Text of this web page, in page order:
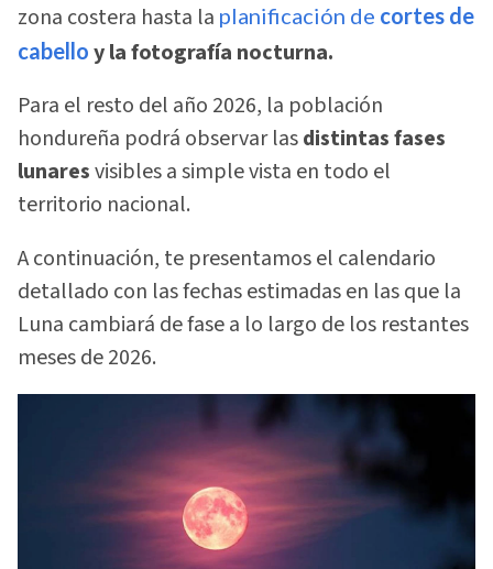
zona costera hasta la planificación de cortes de
cabello y la fotografía nocturna.
Para el resto del año 2026, la población
hondureña podrá observar lasdistintas fases
lunaresvisibles a simple vista en todo el
territorio nacional.
A continuación, te presentamos el calendario
detallado con las fechas estimadas en las que la
Luna cambiará de fase a lo largo de los restantes
meses de 2026.